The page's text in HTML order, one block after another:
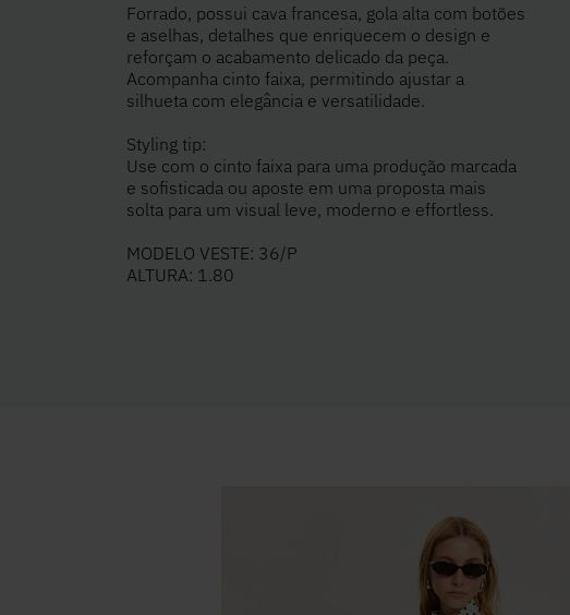
Forrado, possui cava francesa, gola alta com botões
e aselhas, detalhes que enriquecem o design e
reforçam o acabamento delicado da peça.
Acompanha cinto faixa, permitindo ajustar a
silhueta com elegância e versatilidade.
Styling tip:
Use com o cinto faixa para uma produção marcada
e sofisticada ou aposte em uma proposta mais
solta para um visual leve, moderno e effortless.
MODELO VESTE: 36/P
ALTURA: 1.80